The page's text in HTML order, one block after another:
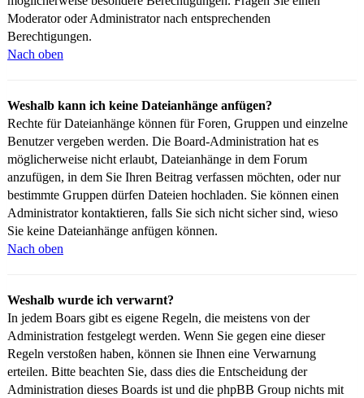
Moderator oder Administrator nach entsprechenden
Berechtigungen.
Nach oben
Weshalb kann ich keine Dateianhänge anfügen?
Rechte für Dateianhänge können für Foren, Gruppen und einzelne
Benutzer vergeben werden. Die Board-Administration hat es
möglicherweise nicht erlaubt, Dateianhänge in dem Forum
anzufügen, in dem Sie Ihren Beitrag verfassen möchten, oder nur
bestimmte Gruppen dürfen Dateien hochladen. Sie können einen
Administrator kontaktieren, falls Sie sich nicht sicher sind, wieso
Sie keine Dateianhänge anfügen können.
Nach oben
Weshalb wurde ich verwarnt?
In jedem Boars gibt es eigene Regeln, die meistens von der
Administration festgelegt werden. Wenn Sie gegen eine dieser
Regeln verstoßen haben, können sie Ihnen eine Verwarnung
erteilen. Bitte beachten Sie, dass dies die Entscheidung der
Administration dieses Boards ist und die phpBB Group nichts mit